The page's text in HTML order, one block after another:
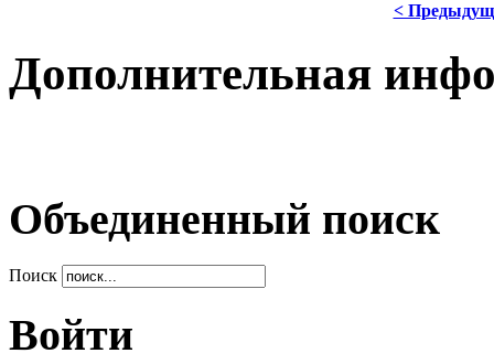
<
Дополнительная
Объединенный поиск
Поиск
Войти